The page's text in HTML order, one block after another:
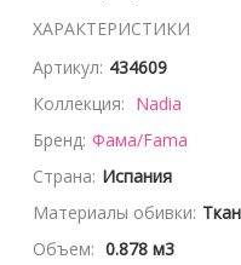
ХАРАКТЕРИСТИКИ
Артикул: 434609
Коллекция: Nadia
Бренд: Фама/Fama
Страна: Испания
Материалы обивки:
Объем: 0.878 м3